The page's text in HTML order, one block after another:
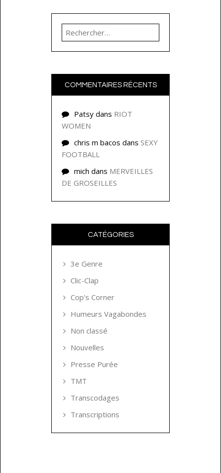
Rechercher :
COMMENTAIRES RÉCENTS
Patsy dans RIOT
WOMEN
chris m bacos dans SEXY
FOOTBALL
mich dans MERVEILLES
DE GROSEILLES
CATÉGORIES
3e Genre
Clic-Clap
Cop's Corner
Humeurs Vagabondes
Non classé
Nouvelles
Presse Purée
TMT
Transcodages
Transcriptions